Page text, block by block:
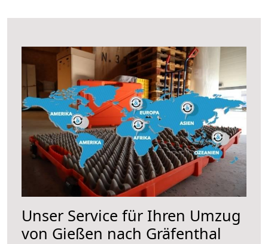
Unser Service für Ihren Umzug
von Gießen nach Gräfenthal